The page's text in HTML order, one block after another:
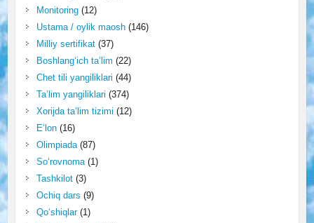
Monitoring(12)
Ustama / oylik maosh(146)
Milliy sertifikat(37)
Boshlang‘ich ta’lim (22)
Chet tili yangiliklari (44)
Ta’lim yangiliklari (374)
Xorijda ta’lim tizimi (12)
E’lon(16)
Olimpiada(87)
So‘rovnoma(1)
Tashkilot(3)
Ochiq dars (9)
Qo‘shiqlar(1)